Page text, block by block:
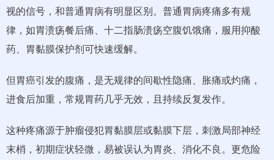
视的信号，和普通胃病有明显区别。普通胃病疼痛多有规
律，如胃溃疡餐后痛、十二指肠溃疡空腹饥饿痛，服用抑酸
药、胃黏膜保护剂可快速缓解。
但胃癌引发的腹痛，是无规律的间歇性隐痛、胀痛或灼痛，
进食后加重，常规胃药几乎无效，且持续反复发作。
这种疼痛源于肿瘤侵犯胃黏膜层或黏膜下层，刺激局部神经
末梢，初期症状轻微，易被误认为胃炎、消化不良。更危险